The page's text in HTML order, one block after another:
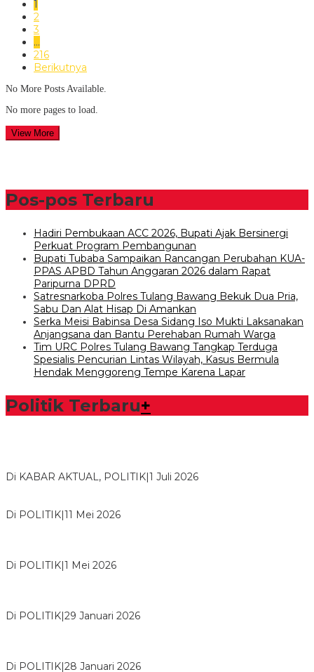
1
2
3
…
216
Berikutnya
No More Posts Available.
No more pages to load.
View More
Pos-pos Terbaru
Hadiri Pembukaan ACC 2026, Bupati Ajak Bersinergi
Perkuat Program Pembangunan
Bupati Tubaba Sampaikan Rancangan Perubahan KUA-
PPAS APBD Tahun Anggaran 2026 dalam Rapat
Paripurna DPRD
Satresnarkoba Polres Tulang Bawang Bekuk Dua Pria,
Sabu Dan Alat Hisap Di Amankan
Serka Meisi Babinsa Desa Sidang Iso Mukti Laksanakan
Anjangsana dan Bantu Perehaban Rumah Warga
Tim URC Polres Tulang Bawang Tangkap Terduga
Spesialis Pencurian Lintas Wilayah, Kasus Bermula
Hendak Menggoreng Tempe Karena Lapar
Politik Terbaru+
Di KABAR AKTUAL, POLITIK 1 Juli 2026
Di POLITIK 11 Mei 2026
Di POLITIK 1 Mei 2026
Di POLITIK 29 Januari 2026
Di POLITIK 28 Januari 2026